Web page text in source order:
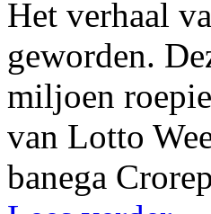
Het verhaal
geworden.
miljoen
van Lotto
banega